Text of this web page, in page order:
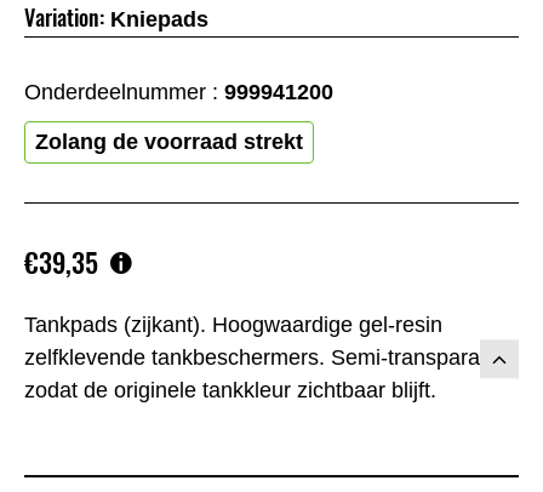
Tankpads (zijkant). Hoogwaardige gel-resin
zelfklevende tankbeschermers. Semi-transparant
zodat de originele tankkleur zichtbaar blijft.
€39,35
Variation: Kniepads
Onderdeelnummer : 999941200
Zolang de voorraad strekt